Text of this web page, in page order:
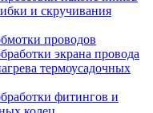
и скручивания
проводов
экрана провода
термоусадочных
фитингов и